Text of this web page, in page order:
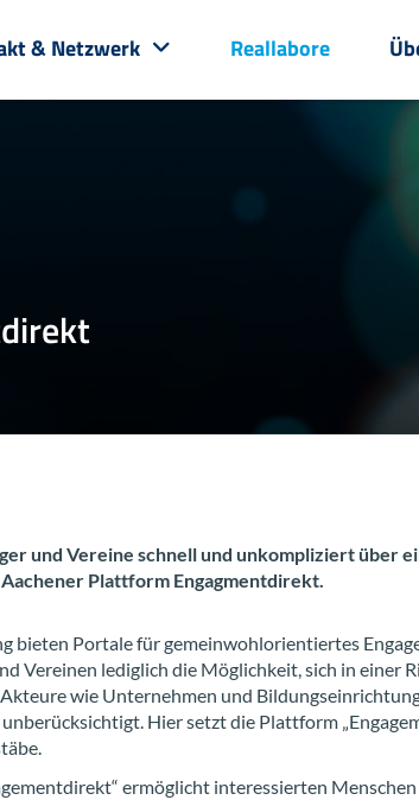
& Netzwerk Reallabore
und Ver­ei­ne schnell und un­kom­pli­ziert über
Platt­form En­gag­ment­di­rekt.
bie­ten Por­ta­le für ge­mein­wohl­ori­en­tier­tes
Ver­ei­nen le­dig­lich die Mög­lich­keit, sich in einer
wie Un­ter­neh­men und
un­be­rück­sich­tigt. Hier setzt die Platt­form
er­mög­licht in­ter­es­sier­ten